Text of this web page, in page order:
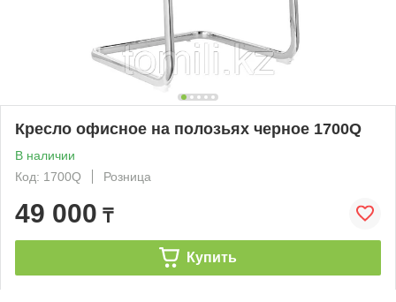
Кресло офисное на полозьях черное 1700Q
В наличии
Код: 1700Q
Розница
49 000 ₸
Купить